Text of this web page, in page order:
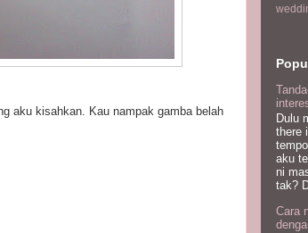
aku kisahkan. Kau nampak gamba belah
Dulu
there
aku
ni
tak?
Cara